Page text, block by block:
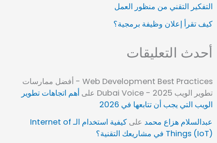
التفكير التقني من منظور العمل
كيف تقرأ إعلان وظيفة برمجية؟
أحدث التعليقات
Web Development Best Practices - أفضل ممارسات
تطوير الويب 2025 - Dubai Voice
على أهم اتجاهات تطوير
الويب التي يجب أن تتابعها في 2026
عبدالسلام هزاع محمد على
كيفية استخدام الـ Internet of
Things (IoT) في مشاريعك التقنية؟